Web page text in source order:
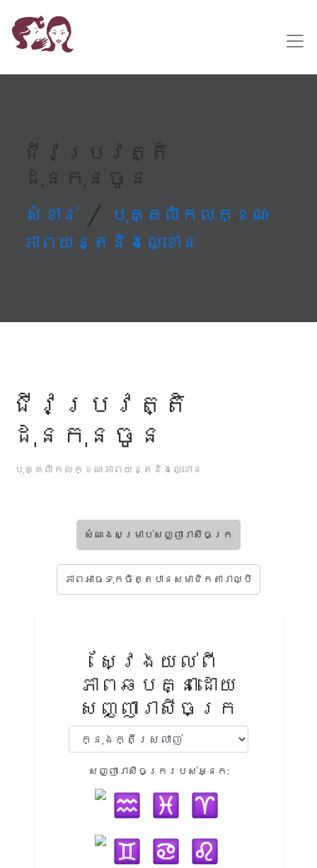
ជីវប្រវត្តិ
ដុនកុនចូន
សំខាន់ / បុគ្គលិកលក្ខណៈ
ភាពយន្តនិងល្ខោន
ជីវប្រវត្តិ
ដុនកុនចូន
បុគ្គលិកលក្ខណៈភាពយន្តនិងល្ខោន
សំណងសម្រាប់សញ្ញារាសីចក្រ
ភាពអាចទុកចិត្តបានសមាជិកតារាល្បី
ស្វែងយល់ពី
ភាពឆបគ្នាដោយ
សញ្ញារាសីចក្រ
សញ្ញារាសីចក្ររបស់អ្នក: